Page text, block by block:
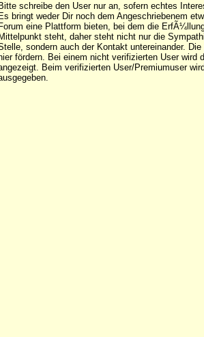
Bitte schreibe den User nur an, sofern echtes
Es bringt weder Dir noch dem Angeschriebenem
Forum eine Plattform bieten, bei dem die
Mittelpunkt steht, daher steht nicht nur die
sondern auch der Kontakt untereinander.
hier fördern. Bei einem nicht verifizierten User wird
Beim verifizierten User/Premiumuser